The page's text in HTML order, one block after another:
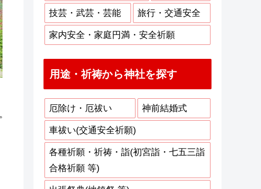
技芸・武芸・芸能 旅行・交通安全
家内安全・家庭円満・安全祈願
用途・祈祷から神社を探す
厄除け・厄祓い 神前結婚式
車祓い(交通安全祈願)
各種祈願・祈祷・詣(初宮詣・七五三詣
合格祈願 等)